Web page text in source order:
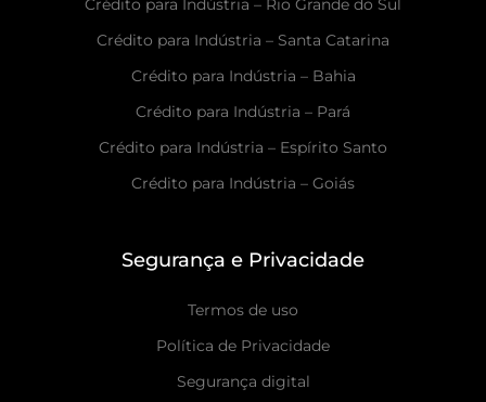
Crédito para Indústria – Rio Grande do Sul
Crédito para Indústria – Santa Catarina
Crédito para Indústria – Bahia
Crédito para Indústria – Pará
Crédito para Indústria – Espírito Santo
Crédito para Indústria – Goiás
Segurança e Privacidade
Termos de uso
Política de Privacidade
Segurança digital